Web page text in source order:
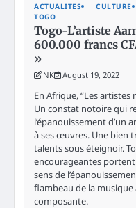
ACTUALITES CULTURE
TOGO
Togo-L’artiste
600.000 francs
»
NK August 19, 2022
En Afrique, “Les
Un constat notoire qui
l’épanouissement d’un
à ses œuvres. Une bien
talents sous éteignoir.
encourageantes
sens de
flambeau de la
composante.